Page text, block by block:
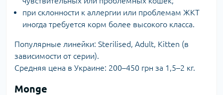
при склонности к аллергии или проблемам ЖКТ
иногда требуется корм более высокого класса.
Популярные линейки: Sterilised, Adult, Kitten (в
зависимости от серии).
Средняя цена в Украине: 200–450 грн за 1,5–2 кг.
Monge